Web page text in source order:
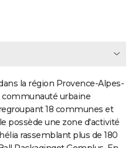
la région Provence-Alpes-
communauté urbaine
18 communes et
possède une zone d'activité
rassemblant plus de 180